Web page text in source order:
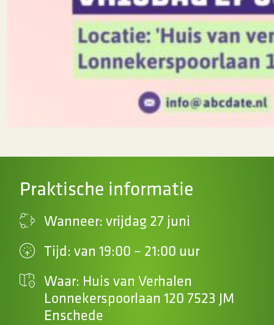
Praktische informatie
Wanneer: vrijdag 27 juni
Tijd: van 19:00 – 21:00 uur
Waar: Huis van Verhalen
Lonnekerspoorlaan 120 7523 JM
Enschede